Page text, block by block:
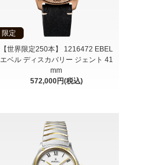
限定
【世界限定250本】 1216472 EBEL
エベル ディスカバリー ジェント 41
mm
572,000円(税込)